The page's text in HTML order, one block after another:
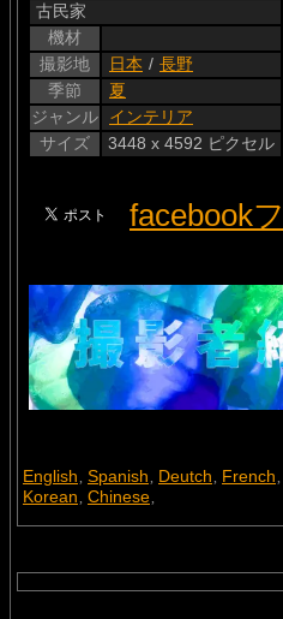
古民家
機材
撮影地
日本 / 長野
季節
夏
ジャンル
インテリア
サイズ
3448 x 4592 ピクセル
facebook
English, Spanish, Deutch, French,
Korean, Chinese,